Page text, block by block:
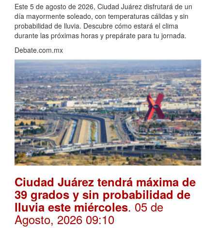
Este 5 de agosto de 2026, Ciudad Juárez disfrutará de un
día mayormente soleado, con temperaturas cálidas y sin
probabilidad de lluvia. Descubre cómo estará el clima
durante las próximas horas y prepárate para tu jornada.
Debate.com.mx
Ciudad Juárez tendrá máxima de
39 grados y sin probabilidad de
lluvia este miércoles. 05 de
Agosto, 2026 09:10